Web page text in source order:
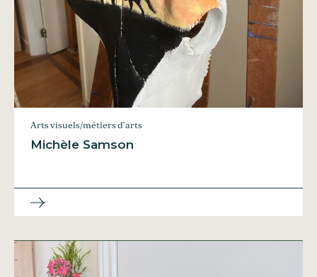
Arts visuels/métiers d’arts
Michèle Samson